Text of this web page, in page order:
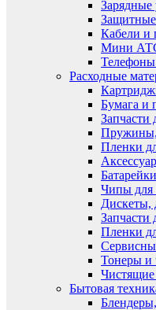
Зарядные
Кабели и
Мини АТС
Расходные
Бумага и
Запчасти
Пленки
Чипы для
Дискеты,
Запчасти
Пленки
Тонеры и
Чистящие
Бытовая